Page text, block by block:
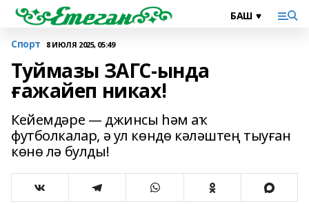
Спорт 8 ИЮЛЯ 2025, 05:49
Туймазы ЗАГС-ында
ғажайеп никах!
Кейемдәре — джинсы һәм аҡ
футболкалар, ә ул көндө кәләштең тыуған
көнө лә булды!